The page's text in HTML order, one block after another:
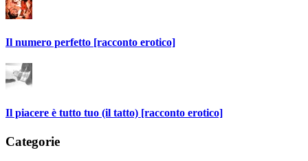
Il numero perfetto [racconto erotico]
Il piacere è tutto tuo (il tatto) [racconto erotico]
Categorie